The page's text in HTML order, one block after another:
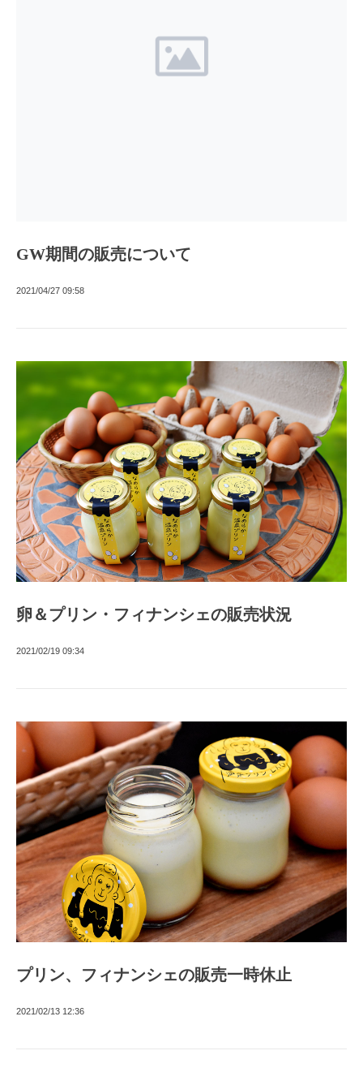
GW期間の販売について
2021/04/27 09:58
卵＆プリン・フィナンシェの販売状況
2021/02/19 09:34
プリン、フィナンシェの販売一時休止
2021/02/13 12:36